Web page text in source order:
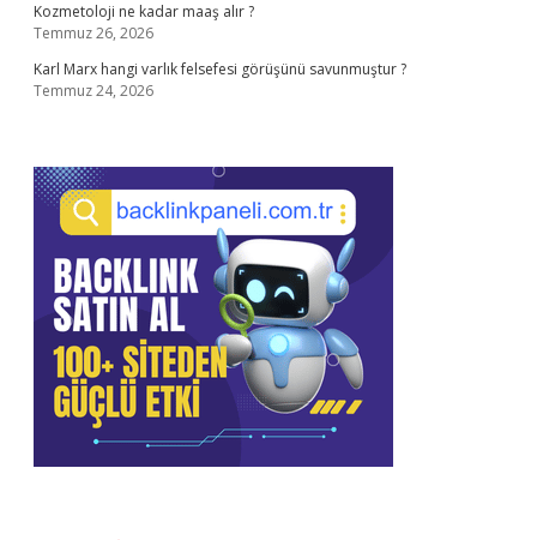
Kozmetoloji ne kadar maaş alır ?
Temmuz 26, 2026
Karl Marx hangi varlık felsefesi görüşünü savunmuştur ?
Temmuz 24, 2026